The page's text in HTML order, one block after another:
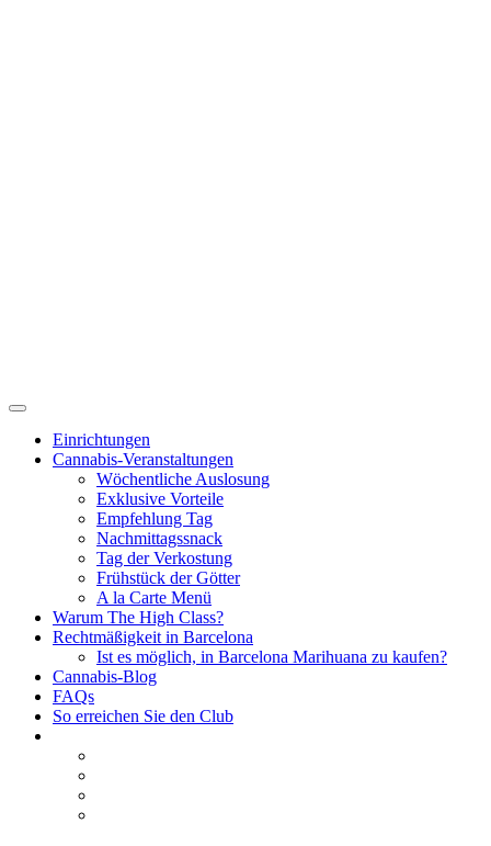
Einrichtungen
Cannabis-Veranstaltungen
Wöchentliche Auslosung
Exklusive Vorteile
Empfehlung Tag
Nachmittagssnack
Tag der Verkostung
Frühstück der Götter
A la Carte Menü
Warum The High Class?
Rechtmäßigkeit in Barcelona
Ist es möglich, in Barcelona Marihuana zu kaufen?
Cannabis-Blog
FAQs
So erreichen Sie den Club